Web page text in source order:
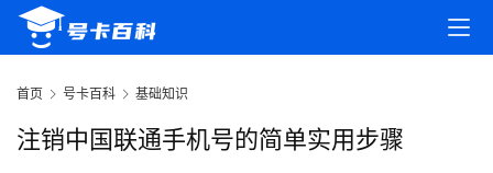
首页 号卡百科 基础知识
注销中国联通手机号的简单实用步骤